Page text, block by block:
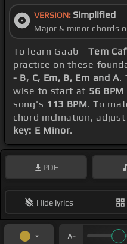
VERSION: Simplified
Major & minor chords
To learn Gaab -Tem
practice on these
- B, C, Em, B, Em and A.
wise to start at 56 BPM
song's 113 BPM. To
chord inclination,
key: E Minor.
PDF
Hide lyrics